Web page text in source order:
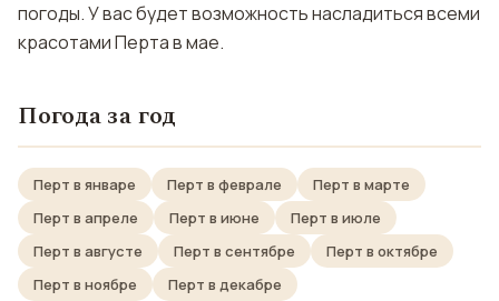
погоды. У вас будет возможность насладиться всеми
красотами Перта в мае.
Погода за год
Перт в январе Перт в феврале
Перт в марте
Перт в апреле
Перт в июне
Перт в июле
Перт в августе
Перт в сентябре
Перт в октябре
Перт в ноябре
Перт в декабре